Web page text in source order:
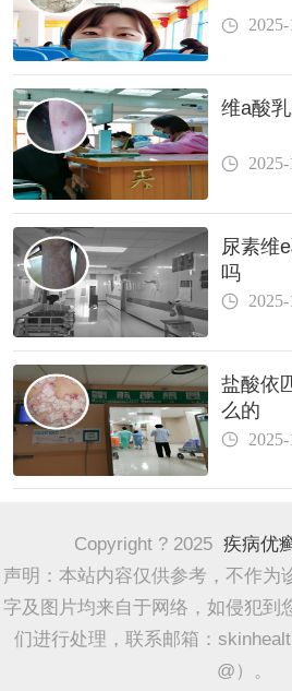
2025-
维a酸
尿素维
吗
盐酸依
么的
Copyright ? 2025 疾病优
声明：本站内容仅供参考，不作为
字及图片均来自于网络，如侵犯到
们进行处理，联系邮箱：
@）。